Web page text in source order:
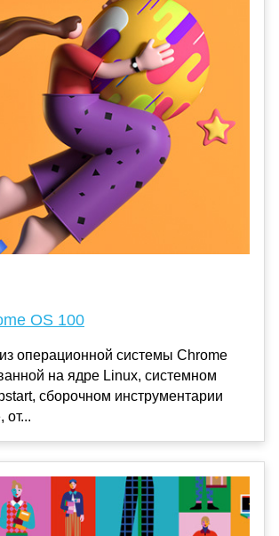
OS 100
операционной системы Chrome
на ядре Linux, системном
сборочном инструментарии
от...